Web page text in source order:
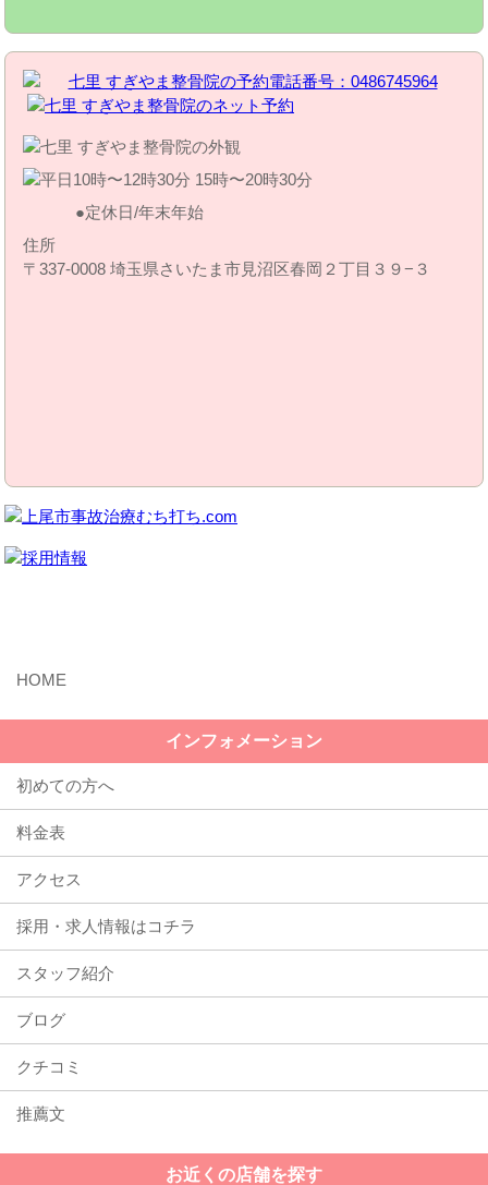
定休日/年末年始
住所
〒337-0008 埼玉県さいたま市見沼区春岡２丁目３９−３
インフォメーション
初めての方へ
料金表
アクセス
採用・求人情報はコチラ
スタッフ紹介
ブログ
クチコミ
推薦文
お近くの店舗を探す